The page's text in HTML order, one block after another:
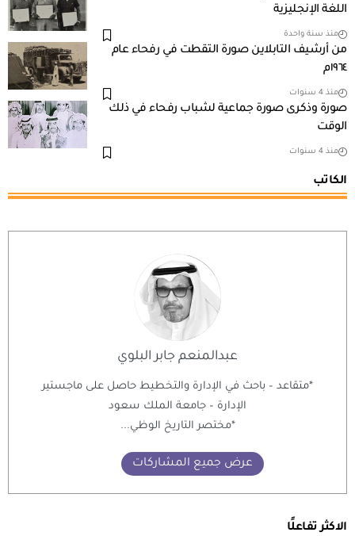
اللغة الإنجليزية
منذ سنة واحدة
من أرشيف التابلاين صورة التقطت في رفحاء عام
١٩٦٤م
منذ 4 سنوات
صورة وذكرى صورة جماعية لشباب رفحاء في ذلك
الوقت
منذ 4 سنوات
الكاتب
عبدالمنعم جابر البلوي
*متقاعد – باحث في الإدارة والتخطيط حاصل على ماجستير
الإدارة – جامعة الملك سعود
*مختصر التاريخ الوظي...
عرض جميع المشاركات
الاكثر تفاعلًا